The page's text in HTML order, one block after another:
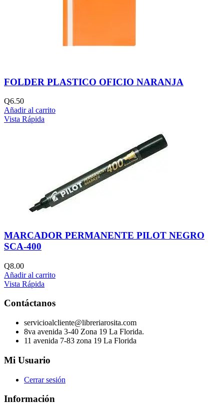
FOLDER PLASTICO OFICIO NARANJA
Q6.50
Añadir al carrito
Vista Rápida
MARCADOR PERMANENTE PILOT NEGRO
SCA-400
Q8.00
Añadir al carrito
Vista Rápida
Contáctanos
servicioalcliente@libreriarosita.com
8va avenida 3-40 Zona 19 La Florida.
11 avenida 7-83 zona 19 La Florida
Mi Usuario
Cerrar sesión
Información